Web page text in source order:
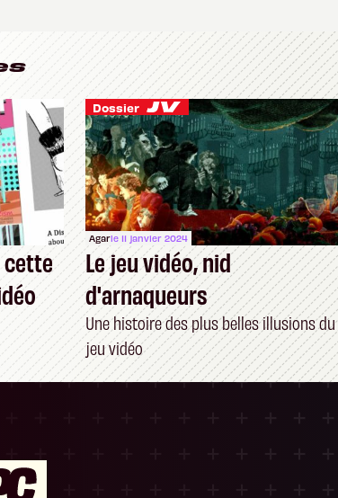
cette
Dossier
Agarle 11 janvier 2024
Le jeu vidéo, nid
d'arnaqueurs
Une histoire des plus belles illusions du
jeu vidéo